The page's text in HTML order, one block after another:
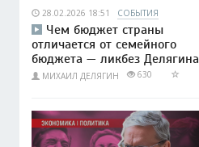
28.02.2026 18:51 СОБЫТИЯ
Чем бюджет страны
отличается от семейного
бюджета — ликбез Делягина
МИХАИЛ ДЕЛЯГИН 630